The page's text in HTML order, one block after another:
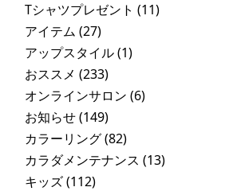
Tシャツプレゼント (11)
アイテム (27)
アップスタイル(1)
おススメ (233)
オンラインサロン (6)
お知らせ(149)
カラーリング(82)
カラダメンテナンス (13)
キッズ(112)